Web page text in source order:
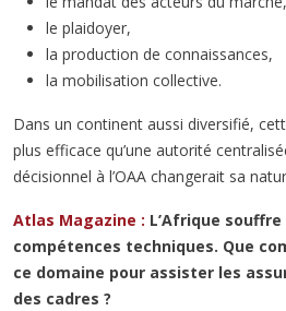
le plaidoyer,
la production de connaissances,
la mobilisation collective.
Dans un continent aussi diversifié,
plus efficace qu’une autorité
décisionnel à l’OAA changerait sa
Atlas Magazine : L’Afrique
compétences techniques. Que
ce domaine pour assister les
des cadres ?